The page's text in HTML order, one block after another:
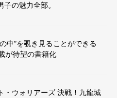
子の魅力全部。
中”を覗き見ることができる
が待望の書籍化
・ウォリアーズ 決戦！九龍城